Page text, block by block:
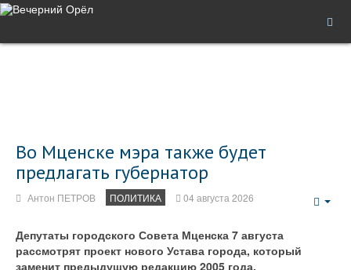
Во Мценске мэра также будет
предлагать губернатор
Антон ПЕТРОВ ПОЛИТИКА 04 августа 2026
Депутаты городского Совета Мценска 7 августа
рассмотрят проект нового Устава города, который
заменит предыдущую редакцию 2005 года.